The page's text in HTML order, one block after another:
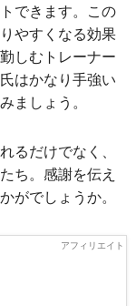
できます。この
やすくなる効果
しむトレーナー
はかなり手強い
ましょう。
るだけでなく、
ち。感謝を伝え
がでしょうか。